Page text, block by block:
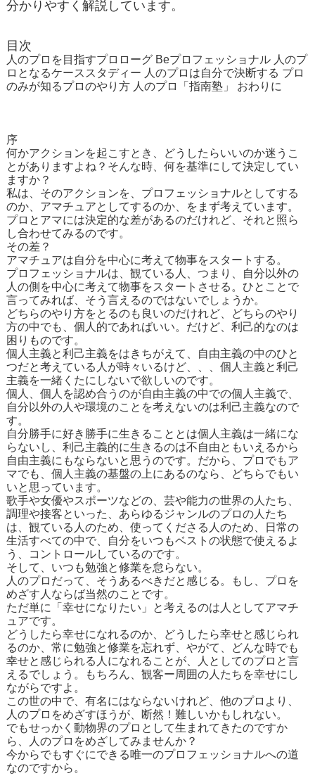
分かりやすく解説しています。
目次
人のプロを目指すプロローグ Beプロフェッショナル 人のプ
ロとなるケーススタディー 人のプロは自分で決断する プロ
のみが知るプロのやり方 人のプロ「指南塾」 おわりに
序
何かアクションを起こすとき、どうしたらいいのか迷うこ
とがありますよね？そんな時、何を基準にして決定してい
ますか？
私は、そのアクションを、プロフェッショナルとしてする
のか、アマチュアとしてするのか、をまず考えています。
プロとアマには決定的な差があるのだけれど、それと照ら
し合わせてみるのです。
その差？
アマチュアは自分を中心に考えて物事をスタートする。
プロフェッショナルは、観ている人、つまり、自分以外の
人の側を中心に考えて物事をスタートさせる。ひとことで
言ってみれば、そう言えるのではないでしょうか。
どちらのやり方をとるのも良いのだけれど、どちらのやり
方の中でも、個人的であればいい。だけど、利己的なのは
困りものです。
個人主義と利己主義をはきちがえて、自由主義の中のひと
つだと考えている人が時々いるけど、、、個人主義と利己
主義を一緒くたにしないで欲しいのです。
個人、個人を認め合うのが自由主義の中での個人主義で、
自分以外の人や環境のことを考えないのは利己主義なので
す。
自分勝手に好き勝手に生きることとは個人主義は一緒にな
らないし、利己主義的に生きるのは不自由ともいえるから
自由主義にもならないと思うのです。だから、プロでもア
マでも、個人主義の基盤の上にあるのなら、どちらでもい
いと思っています。
歌手や女優やスポーツなどの、芸や能力の世界の人たち、
調理や接客といった、あらゆるジャンルのプロの人たち
は、観ている人のため、使ってくださる人のため、日常の
生活すべての中で、自分をいつもベストの状態で使えるよ
う、コントロールしているのです。
そして、いつも勉強と修業を怠らない。
人のプロだって、そうあるべきだと感じる。もし、プロを
めざす人ならば当然のことです。
ただ単に「幸せになりたい」と考えるのは人としてアマチ
ュアです。
どうしたら幸せになれるのか、どうしたら幸せと感じられ
るのか、常に勉強と修業を忘れず、やがて、どんな時でも
幸せと感じられる人になれることが、人としてのプロと言
えるでしょう。もちろん、観客ー周囲の人たちを幸せにし
ながらですよ。
この世の中で、有名にはならないけれど、他のプロより、
人のプロをめざすほうが、断然！難しいかもしれない。
でもせっかく動物界のプロとして生まれてきたのですか
ら、人のプロをめざしてみませんか？
今からでもすぐにできる唯一のプロフェッショナルへの道
なのですから。